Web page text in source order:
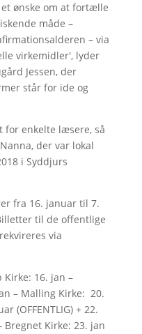
ønske om at fortælle
måde –
– via
virkemidler', lyder
Jessen, der
står for ide og
for enkelte læsere, så
der var lokal
i Syddjurs
fra 16. januar til 7.
til de offentlige
via
Kirke: 16. jan –
– Malling Kirke: 20.
(OFFENTLIG) + 22.
Bregnet Kirke: 23. jan